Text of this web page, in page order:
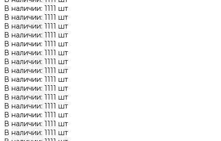
В наличии: 1111 шт
В наличии: 1111 шт
В наличии: 1111 шт
В наличии: 1111 шт
В наличии: 1111 шт
В наличии: 1111 шт
В наличии: 1111 шт
В наличии: 1111 шт
В наличии: 1111 шт
В наличии: 1111 шт
В наличии: 1111 шт
В наличии: 1111 шт
В наличии: 1111 шт
В наличии: 1111 шт
В наличии: 1111 шт